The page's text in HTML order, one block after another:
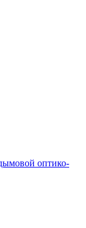
оптико-